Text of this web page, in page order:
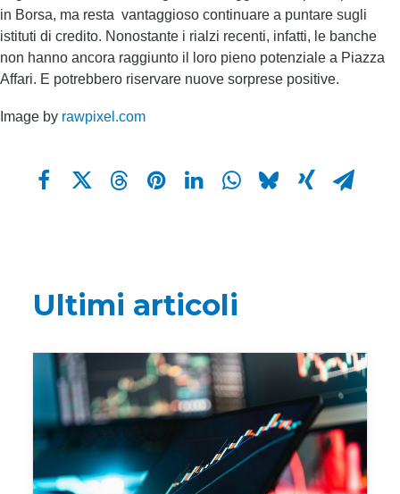
in Borsa, ma resta vantaggioso continuare a puntare sugli
istituti di credito. Nonostante i rialzi recenti, infatti, le banche
non hanno ancora raggiunto il loro pieno potenziale a Piazza
Affari. E potrebbero riservare nuove sorprese positive.
Image by rawpixel.com
Ultimi articoli